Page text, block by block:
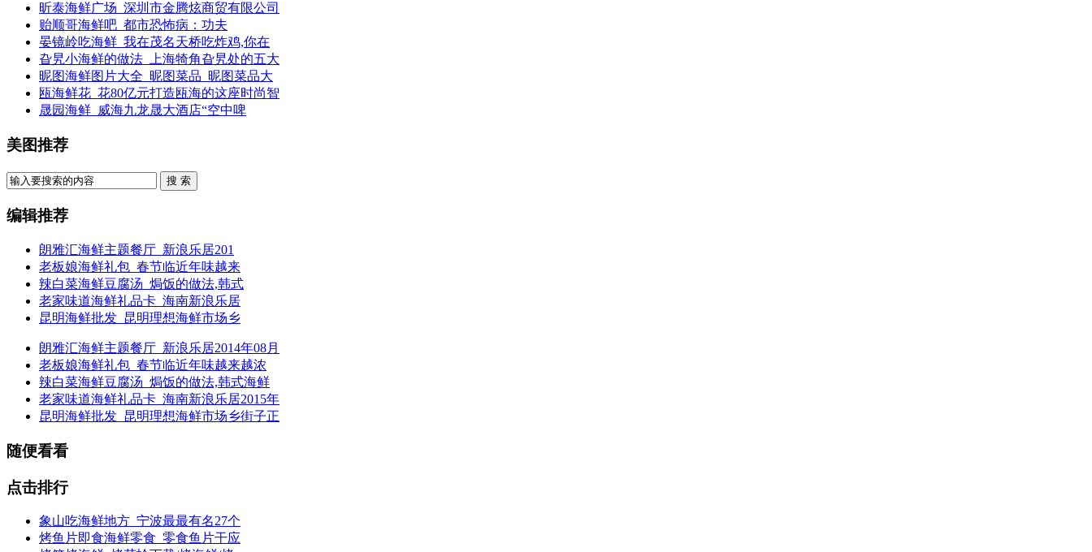
昕泰海鲜广场_深圳市金腾炫商贸有限公司
贻顺哥海鲜吧_都市恐怖病：功夫
晏镜岭吃海鲜_我在茂名天桥吃炸鸡,你在
旮旯小海鲜的做法_上海犄角旮旯处的五大
昵图海鲜图片大全_昵图菜品_昵图菜品大
瓯海鲜花_花80亿元打造瓯海的这座时尚智
晟园海鲜_威海九龙晟大酒店“空中啤
美图推荐
搜 索
编辑推荐
朗雅汇海鲜主题餐厅_新浪乐居201
老板娘海鲜礼包_春节临近年味越来
辣白菜海鲜豆腐汤_焗饭的做法,韩式
老家味道海鲜礼品卡_海南新浪乐居
昆明海鲜批发_昆明理想海鲜市场乡
朗雅汇海鲜主题餐厅_新浪乐居2014年08月
老板娘海鲜礼包_春节临近年味越来越浓
辣白菜海鲜豆腐汤_焗饭的做法,韩式海鲜
老家味道海鲜礼品卡_海南新浪乐居2015年
昆明海鲜批发_昆明理想海鲜市场乡街子正
随便看看
点击排行
象山吃海鲜地方_宁波最最有名27个
烤鱼片即食海鲜零食_零食鱼片干应